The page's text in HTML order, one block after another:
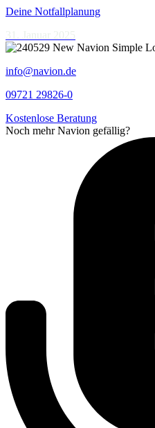
Deine Notfallplanung
info@navion.de
09721 29826-0
Kostenlose Beratung
Noch mehr Navion gefällig?